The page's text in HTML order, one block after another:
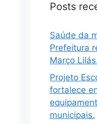
Posts
Saúde da
Prefeitura
Março
Projeto
fortalece
municipais.